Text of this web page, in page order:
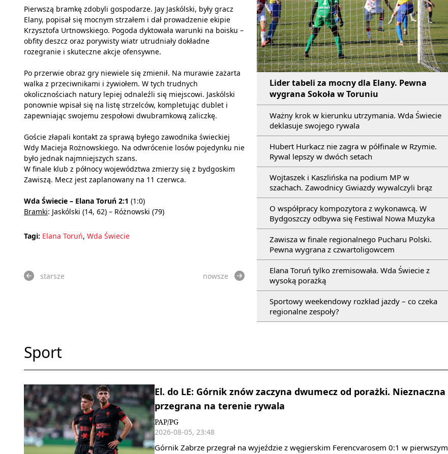
Lider tabeli za mocny dla Elany. Pewna
wygrana Sokoła w Toruniu
Ważny krok w kierunku utrzymania. Wda Świecie
deklasuje swojego rywala
Hubert Hurkacz nie zagra w półfinale w Rzymie.
Rywal lepszy w dwóch setach
Wojtaszek i Kaszlińska na podium MP w
szachach. Zawodnicy Gwiazdy wywalczyli brąz
O współpracy kompozytora z wykonawcą. W
Bydgoszczy odbywa się Festiwal Nowa Muzyka
Zawisza w finale regionalnego Pucharu Polski.
Pewna wygrana z czwartoligowcem
Elana Toruń tylko zremisowała. Wda Świecie z
wysoką porażką
Sportowy weekendowy rozkład jazdy – co czeka
regionalne zespoły?
Pierwszą bramkę zdobyli gospodarze. Jay Jaskólski, były gracz
Elany, popisał się mocnym strzałem i dał prowadzenie ekipie
Krzysztofa Urtnowskiego. Pogoda dyktowała warunki na boisku –
obfity deszcz oraz porywisty wiatr utrudniały dokładne
rozegranie i skuteczne akcje ofensywne.
Po przerwie obraz gry niewiele się zmienił. Na murawie zażarta
walka z przeciwnikami i żywiołem. W tych trudnych
okolicznościach natury lepiej odnaleźli się miejscowi. Jaskólski
ponownie wpisał się na listę strzelców, kompletując dublet i
zapewniając swojemu zespołowi dwubramkową zaliczkę.
Goście złapali kontakt za sprawą byłego zawodnika świeckiej
Wdy Macieja Rożnowskiego. Na odwrócenie losów pojedynku nie
było jednak najmniejszych szans.
W finale klub z północy województwa zmierzy się z bydgoskim
Zawiszą. Mecz jest zaplanowany na 11 czerwca.
Wda Świecie – Elana Toruń 2:1 (1:0)
Bramki: Jaskólski (14, 62) – Różnowski (79)
Tagi: Elana Toruń, Wda Świecie
starsze nowsze
Sport
El. do LE: Górnik znów zaczyna dwumecz od porażki. Nieznaczna
przegrana na terenie rywala
PAP/PG
2026-08-05, 23:48
Górnik Zabrze przegrał na wyjeździe z węgierskim Ferencvarosem 0:1 w pierwszym